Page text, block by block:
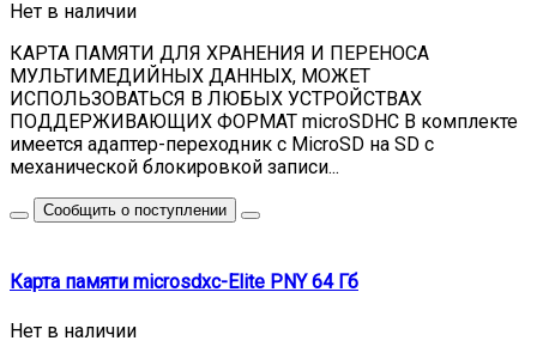
Нет в наличии
КАРТА ПАМЯТИ ДЛЯ ХРАНЕНИЯ И ПЕРЕНОСА
МУЛЬТИМЕДИЙНЫХ ДАННЫХ, МОЖЕТ
ИСПОЛЬЗОВАТЬСЯ В ЛЮБЫХ УСТРОЙСТВАХ
ПОДДЕРЖИВАЮЩИХ ФОРМАТ microSDHC В комплекте
имеется адаптер-переходник с MicroSD на SD с
механической блокировкой записи...
Сообщить о поступлении
Карта памяти microsdxc-Elite PNY 64 Гб
Нет в наличии